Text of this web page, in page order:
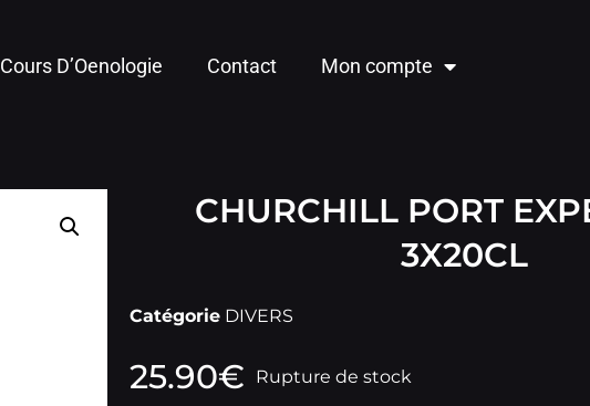
Cours D’Oenologie Contact Mon compte
CHURCHILL PORT
3X20CL
Catégorie DIVERS
25.90€ Rupture de stock